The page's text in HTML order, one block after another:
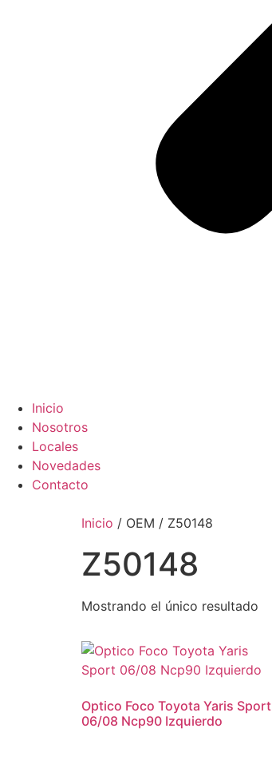
Inicio
Nosotros
Locales
Novedades
Contacto
Inicio / OEM / Z50148
Z50148
Mostrando el único resultado
Optico Foco Toyota Yaris Sport
06/08 Ncp90 Izquierdo